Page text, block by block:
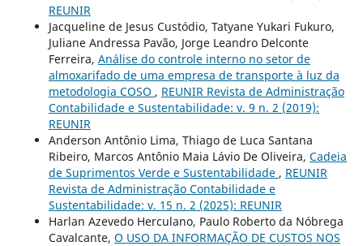
REUNIR
Jacqueline de Jesus Custódio, Tatyane Yukari Fukuro,
Juliane Andressa Pavão, Jorge Leandro Delconte
Ferreira, Análise do controle interno no setor de
almoxarifado de uma empresa de transporte à luz da
metodologia COSO , REUNIR Revista de Administração
Contabilidade e Sustentabilidade: v. 9 n. 2 (2019):
REUNIR
Anderson Antônio Lima, Thiago de Luca Santana
Ribeiro, Marcos Antônio Maia Lávio De Oliveira, Cadeia
de Suprimentos Verde e Sustentabilidade , REUNIR
Revista de Administração Contabilidade e
Sustentabilidade: v. 15 n. 2 (2025): REUNIR
Harlan Azevedo Herculano, Paulo Roberto da Nóbrega
Cavalcante, O USO DA INFORMAÇÃO DE CUSTOS NOS